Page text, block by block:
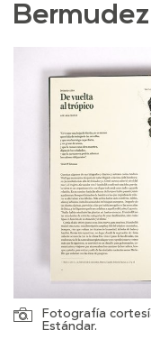
Bermudez
Fotografía
Estándar.